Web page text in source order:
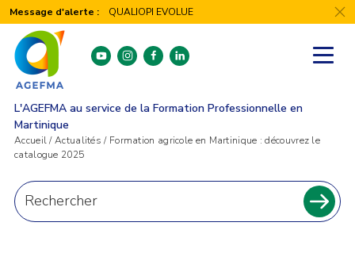
Message d'alerte : QUALIOPI EVOLUE
youtubeinstagram
facebooklinkedin
L'AGEFMA au service de la Formation Professionnelle en
Martinique
Accueil/Actualités / Formation agricole en Martinique : découvrez le
catalogue 2025
Recherche
pour
Panneau de gestion des cookies